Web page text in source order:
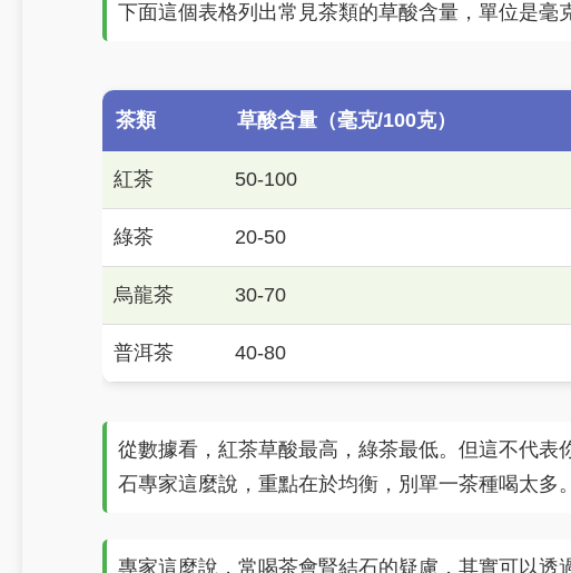
下面這個表格列出常見茶類的草酸含量，單位是毫
茶類 草酸含量（毫克/100克）
紅茶 50-100
綠茶 20-50
烏龍茶 30-70
普洱茶 40-80
從數據看，紅茶草酸最高，綠茶最低。但這不代
石專家這麼說，重點在於均衡，別單一茶種喝太多。
專家這麼說，常喝茶會腎結石的疑慮，其實可以